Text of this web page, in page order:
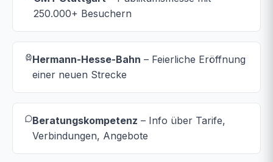
250.000+ Besuchern
Hermann-Hesse-Bahn – Feierliche Eröffnung
einer neuen Strecke
Beratungskompetenz – Info über Tarife,
Verbindungen, Angebote